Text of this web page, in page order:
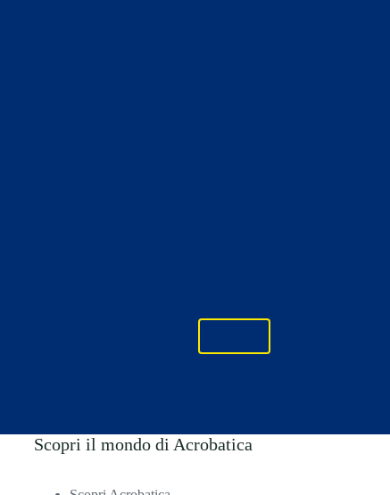
Scopri il mondo di Acrobatica